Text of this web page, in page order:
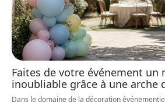
Faites de votre événement un
inoubliable grâce à une arche
Dans le domaine de la décoration